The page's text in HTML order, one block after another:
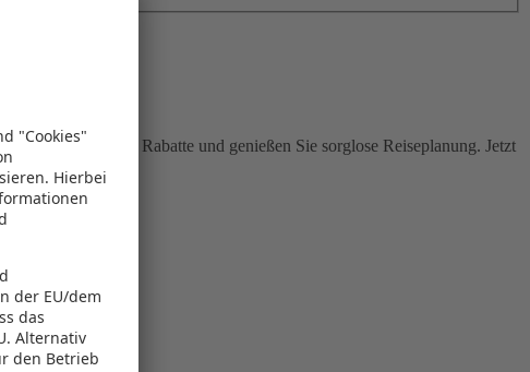
Sie attraktive Rabatte und genießen Sie sorglose Reiseplanung. Jetzt